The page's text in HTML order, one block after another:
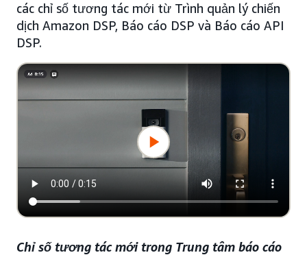
các chỉ số tương tác mới từ Trình quản lý chiến
dịch Amazon DSP, Báo cáo DSP và Báo cáo API
DSP.
Chỉ số tương tác mới trong Trung tâm báo cáo